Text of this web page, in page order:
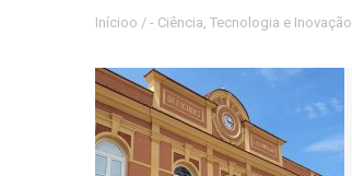
Inícioo / - Ciência, Tecnologia e Inovação